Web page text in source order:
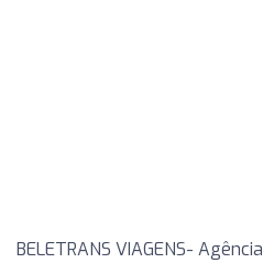
BELETRANS VIAGENS-